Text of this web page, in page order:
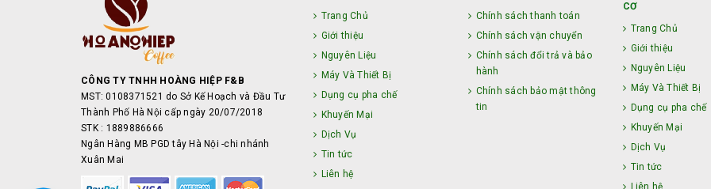
CÔNG TY TNHH HOÀNG HIỆP F&B
MST: 0108371521 do Sở Kế Hoạch và Đầu Tư
Thành Phố Hà Nội cấp ngày 20/07/2018
STK : 1889886666
Ngân Hàng MB PGD tây Hà Nội -chi nhánh
Xuân Mai
Trang Chủ
Giới thiệu
Nguyên Liệu
Máy Và Thiết Bị
Dụng cụ pha chế
Khuyến Mại
Dịch Vụ
Tin tức
Liên hệ
Chính sách thanh toán
Chính sách vận chuyển
Chính sách đổi trả và bảo
hành
Chính sách bảo mật thông
tin
CƠ
Trang Chủ
Giới thiệu
Nguyên Liệu
Máy Và Thiết Bị
Dụng cụ pha chế
Khuyến Mại
Dịch Vụ
Tin tức
Liên hệ